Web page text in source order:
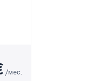
/мес.